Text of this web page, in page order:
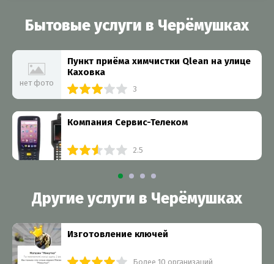
Бытовые услуги в Черёмушках
нет фото
Пункт приёма химчистки Qlean на улице
Каховка
3
Компания Сервис-Телеком
2.5
Другие услуги в Черёмушках
Изготовление ключей